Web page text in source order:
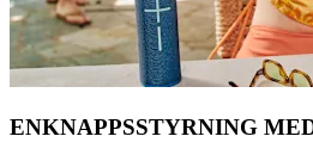
ENKNAPPSSTYRNING